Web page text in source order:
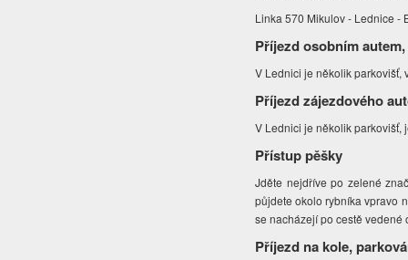
Linka 570 Mikulov - Lednice -
Příjezd osobním
V Lednici je několik parkovišť,
Příjezd zájezdového
V Lednici je několik parkovišť,
Přístup pěšky
Jděte nejdříve po zelené
půjdete okolo rybníka vpravo
se nacházejí po cestě
Příjezd na kole,